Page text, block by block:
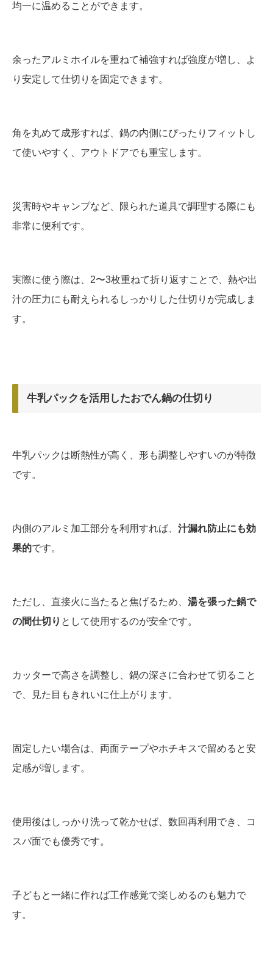
均一に温めることができます。
余ったアルミホイルを重ねて補強すれば強度が増し、よ
り安定して仕切りを固定できます。
角を丸めて成形すれば、鍋の内側にぴったりフィットし
て使いやすく、アウトドアでも重宝します。
災害時やキャンプなど、限られた道具で調理する際にも
非常に便利です。
実際に使う際は、2〜3枚重ねて折り返すことで、熱や出
汁の圧力にも耐えられるしっかりした仕切りが完成しま
す。
牛乳パックを活用したおでん鍋の仕切り
牛乳パックは断熱性が高く、形も調整しやすいのが特徴
です。
内側のアルミ加工部分を利用すれば、 汁漏れ防止にも効
果的です。
ただし、直接火に当たると焦げるため、 湯を張った鍋で
の間仕切り として使用するのが安全です。
カッターで高さを調整し、鍋の深さに合わせて切ること
で、見た目もきれいに仕上がります。
固定したい場合は、両面テープやホチキスで留めると安
定感が増します。
使用後はしっかり洗って乾かせば、数回再利用でき、コ
スパ面でも優秀です。
子どもと一緒に作れば工作感覚で楽しめるのも魅力で
す。